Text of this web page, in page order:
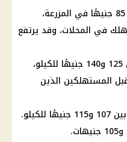
سعر كيلو الفراخ البيضاء: يبدأ من 85 جنيهًا في المزرعة،
جنيهًا للمستهلك في المحلات، وقد يرتفع
الفراخ البلدي: تتراوح أسعارها بين 125 و140 جنيهًا للكيلو،
المستهلكين الذين